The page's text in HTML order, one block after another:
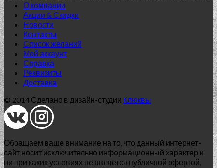
Нет в наличии
AGAT
AGAT BLUE 42.0*42.0
1 346.00₽
Добавить в список желаний
Нет в наличии
Дисконт
Woodline (БН29021) беж 60*15 бордюр
О компании
Акции & Скидки
Новости
Контакты
Список желаний
Мой аккаунт
Справка
Реквизиты
Доставка
© 2014 Сделано в дизайн-студии Клюквы
Обращаем ваше внимание на то, что данный интернет-
сайт носит исключительно информационный характер и
ни при каких условиях не является публичной офертой,